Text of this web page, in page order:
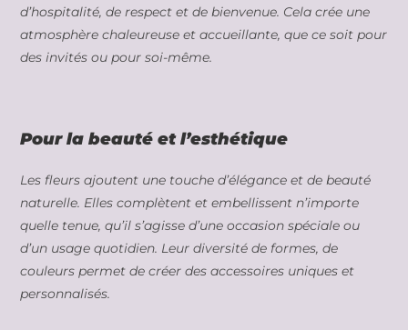
d’hospitalité, de respect et de bienvenue. Cela crée une
atmosphère chaleureuse et accueillante, que ce soit pour
des invités ou pour soi-même.
Pour la beauté et l’esthétique
Les fleurs ajoutent une touche d’élégance et de beauté
naturelle. Elles complètent et embellissent n’importe
quelle tenue, qu’il s’agisse d’une occasion spéciale ou
d’un usage quotidien. Leur diversité de formes, de
couleurs permet de créer des accessoires uniques et
personnalisés.